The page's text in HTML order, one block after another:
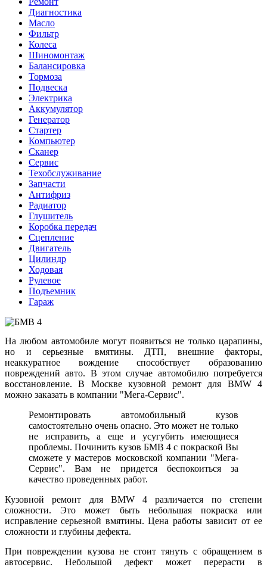
Диагностика
Масло
Фильтр
Колеса
Шиномонтаж
Балансировка
Тормоза
Подвеска
Электрика
Аккумулятор
Генератор
Стартер
Компьютер
Сканер
Сервис
Техобслуживание
Запчасти
Антифриз
Радиатор
Глушитель
Коробка передач
Сцепление
Двигатель
Цилиндр
Ходовая
Рулевое
Подъемник
Гараж
На любом автомобиле могут появиться не только царапины,
но и серьезные вмятины. ДТП, внешние факторы,
неаккуратное вождение способствует образованию
повреждений авто. В этом случае автомобилю потребуется
восстановление. В Москве кузовной ремонт для BMW 4
можно заказать в компании "Мега-Сервис".
Ремонтировать автомобильный кузов
самостоятельно очень опасно. Это может не только
не исправить, а еще и усугубить имеющиеся
проблемы. Починить кузов БМВ 4 с покраской Вы
сможете у мастеров московской компании "Мега-
Сервис". Вам не придется беспокоиться за
качество проведенных работ.
Кузовной ремонт для BMW 4 различается по степени
сложности. Это может быть небольшая покраска или
исправление серьезной вмятины. Цена работы зависит от ее
сложности и глубины дефекта.
При повреждении кузова не стоит тянуть с обращением в
автосервис. Небольшой дефект может перерасти в